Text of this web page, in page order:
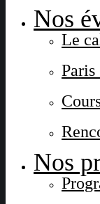
Nos
Le
Paris
Nos